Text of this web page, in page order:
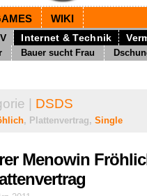
WIKI
Internet & Technik
Bauer sucht Frau
| DSDS
, Plattenvertrag, Single
Menowin